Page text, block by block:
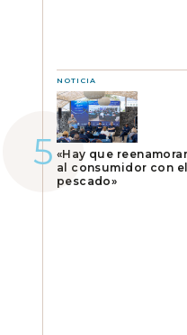
NOTICIA
«Hay que reenamorar
al consumidor con el
pescado»